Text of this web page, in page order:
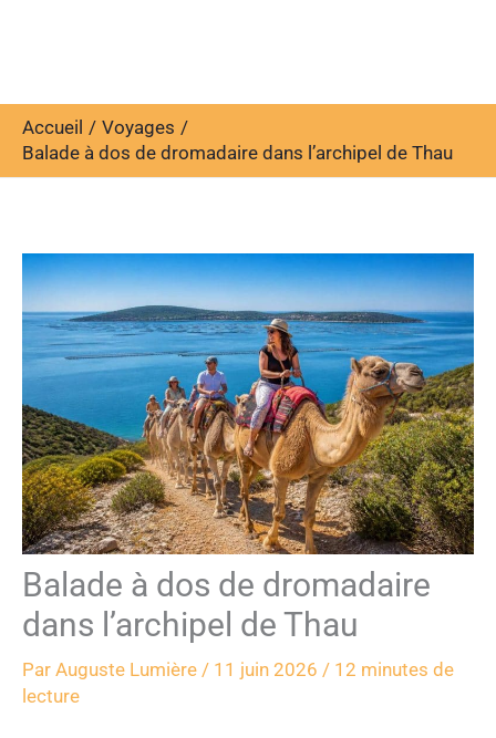
Accueil
Voyages
Balade à dos de dromadaire dans l’archipel de Thau
Balade à dos de dromadaire
dans l’archipel de Thau
Par Auguste Lumière / 11 juin 2026 / 12 minutes de
lecture